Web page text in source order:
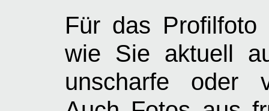
Für das
wie Sie aktuell
unscharfe oder